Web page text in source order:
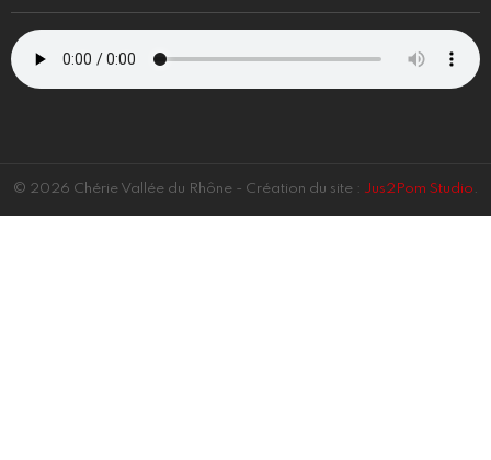
© 2026 Chérie Vallée du Rhône - Création du site : Jus2Pom Studio .